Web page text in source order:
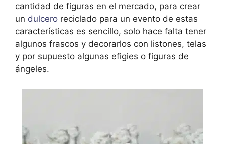
cantidad de figuras en el mercado, para crear
un dulcero reciclado para un evento de estas
características es sencillo, solo hace falta tener
algunos frascos y decorarlos con listones, telas
y por supuesto algunas efigies o figuras de
ángeles.